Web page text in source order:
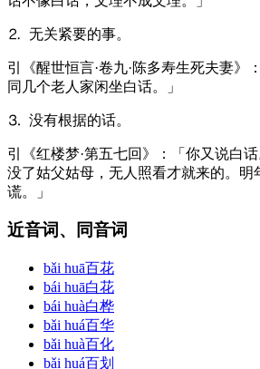
⒉ 无关紧要的事。
引
《醒世恒言·卷九·陈多寿生死夫妻》
同几个老人家闲坐白话。」
⒊ 没有根据的话。
引
《红楼梦·第五七回》：「你又说白
没了姑父姑母，无人照看才就来的。明
谎。」
近音词、同音词
bǎi huā百花
bái huā白花
bái huà白桦
bǎi huá百华
bǎi huà百化
bǎi huá百划